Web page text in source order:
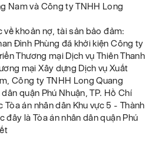
Nam và Công ty TNHH Long
khoản nợ, tài sản bảo đảm:
Đình Phùng đã khởi kiện Công ty
Thương mại Dịch vụ Thiên Thanh
mại Xây dựng Dịch vụ Xuất
Công ty TNHH Long Quang
quận Phú Nhuận, TP. Hồ Chí
Tòa án nhân dân Khu vực 5 - Thành
đây là Tòa án nhân dân quận Phú